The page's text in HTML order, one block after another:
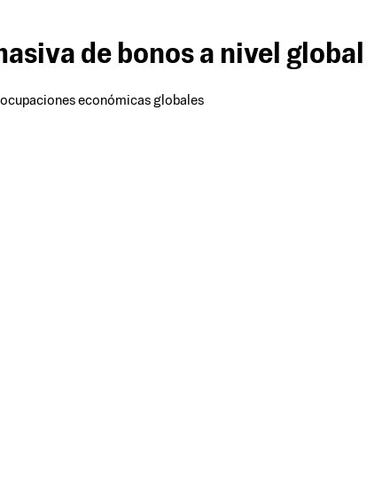
de bonos a nivel global
económicas globales